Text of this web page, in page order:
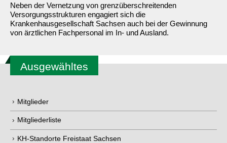
Neben der Vernetzung von grenzüberschreitenden
Versorgungsstrukturen engagiert sich die
Krankenhausgesellschaft Sachsen auch bei der Gewinnung
von ärztlichen Fachpersonal im In- und Ausland.
Ausgewähltes
Mitglieder
Mitgliederliste
KH-Standorte Freistaat Sachsen